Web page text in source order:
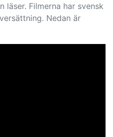
läser. Filmerna har svensk
Nedan är